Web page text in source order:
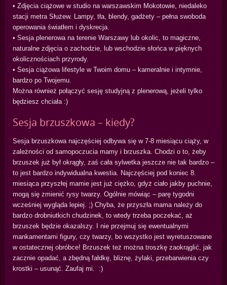
• Zdjęcia ciążowe w studio na warszawskim Mokotowie, niedaleko
stacji metra Służew. Lampy, tła, blendy, gadżety – pełna swoboda
operowania światłem i dyskrecja.
• Sesja plenerowa na terenie Warszawy lub okolic, to magiczne,
naturalne zdjęcia o zachodzie, lub wschodzie słońca w pięknych
okolicznościach przyrody.
• Sesja ciążowa lifestyle w Twoim domu – kameralnie i intymnie,
bardzo po Twojemu.
Można również połączyć sesję studyjną z plenerową, jeżeli tylko
będziesz chciała :)
Sesja brzuszkowa – kiedy?
Sesja brzuszkowa najczęściej odbywa się w 7-8 miesiącu ciąży, w
zależności od samopoczucia mamy i brzuszka. Chodzi o to, żeby
brzuszek już był okrągły, zaś cała sylwetka jeszcze nie tak bardzo –
to jest bardzo indywidualna kwestia. Najczęściej pod koniec 8.
miesiąca przyszłej mamie jest już ciężko, gdyż ciało jakby puchnie,
mogą się zmienić rysy twarzy. Ogólnie mówiąc – parę tygodni
wcześniej wygląda lepiej. ;) Chyba, że przyszła mama należy do
bardzo drobniutkich chudzinek, to wtedy trzeba poczekać, aż
brzuszek będzie okazalszy. I nie przejmuj się ewentualnymi
mankamentami figury, czy twarzy, bo wszystko jest wyretuszowane
w ostatecznej obróbce! Brzuszek też można troszkę zaokrąglić, jak
zacznie opadać, a zbędną fałdkę, bliznę, żylaki, przebarwienia czy
krostki – usunąć. Zaufaj mi. :)